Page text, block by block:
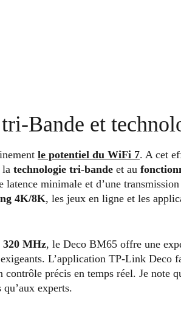
Bande et
le potentiel du WiFi 7. A cet
la technologie tri-bande et au
latence minimale et d’une
4K/8K, les jeux en ligne et les
320 MHz, le Deco BM65 offre une
L’application TP-Link
contrôle précis en temps réel. Je note
experts.